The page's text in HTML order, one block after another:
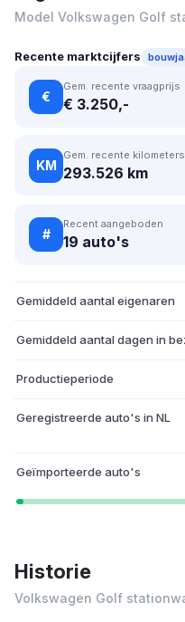
Model Volkswagen Golf
Recente marktcijfers
€
Gem. recente vraagprijs
€ 3.250,-
KM
Gem. recente
293.526 km
#
Recent aangeboden
19 auto's
Gemiddeld aantal eigenaren
Gemiddeld aantal dagen in
Productieperiode
Geregistreerde auto's in NL
Geïmporteerde auto's
Historie
Volkswagen Golf